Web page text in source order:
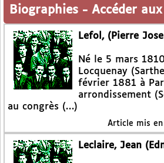
Biographies - Accéder
Lefol, (Pierre
Né le 5 mars
Locquenay
février 1881 à
arrondissement
au congrès (…)
Article mis
Leclaire, Jean